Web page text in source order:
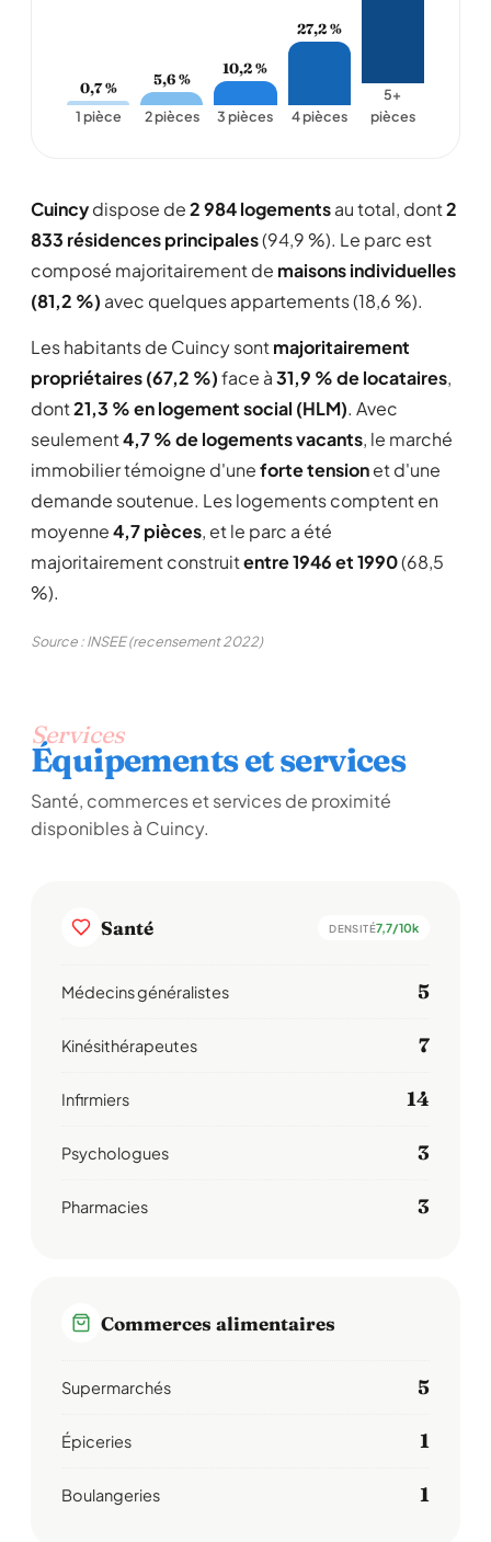
0,7 %
1 pièce
5,6 %
2 pièces
10,2 %
3 pièces
27,2 %
4 pièces
5+
pièces
Cuincydispose de2 984 logementsau total, dont2
833 résidences principales(94,9 %). Le parc est
composé majoritairement de maisons individuelles
(81,2 %) avec quelques appartements (18,6 %).
Les habitants de Cuincy sontmajoritairement
propriétaires (67,2 %)face à31,9 % de locataires,
dont21,3 % en logement social (HLM). Avec
seulement4,7 % de logements vacants, le marché
immobilier témoigne d'uneforte tensionet d'une
demande soutenue. Les logements comptent en
moyenne4,7 pièces, et le parc a été
majoritairement construitentre 1946 et 1990(68,5
%).
Source : INSEE (recensement 2022)
Services
Équipements et services
Santé, commerces et services de proximité
disponibles à Cuincy.
Santé DENSITÉ7,7/10k
Médecins généralistes 5
Kinésithérapeutes 7
Infirmiers 14
Psychologues 3
Pharmacies 3
Commerces alimentaires
Supermarchés 5
Épiceries 1
Boulangeries 1